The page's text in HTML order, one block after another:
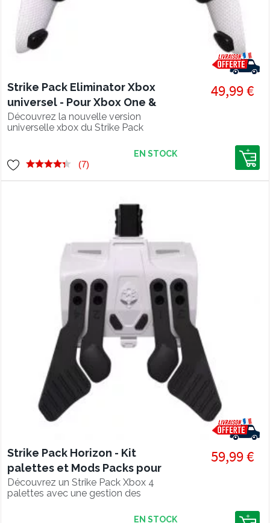
Strike Pack Eliminator Xbox
universel - Pour Xbox One &
Series S/X
Découvrez la nouvelle version
universelle xbox du Strike Pack
pour xbox one et xbox series ( USB-C)
49,99 €
(7)
EN STOCK
Strike Pack Horizon - Kit
palettes et Mods Packs pour
Xbox Series & Xbox One
Découvrez un Strike Pack Xbox 4
palettes avec une gestion des
59,99 €
EN STOCK